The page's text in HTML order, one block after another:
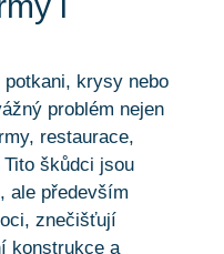
krysy nebo
problém nejen
restaurace,
škůdci jsou
ale především
znečišťují
konstrukce a